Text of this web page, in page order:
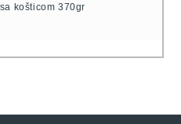
košticom 370gr